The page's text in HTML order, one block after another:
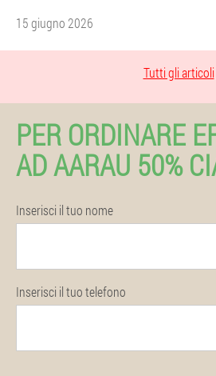
15 giugno 2026
Tutti gli articoli
PER ORDINARE
AD AARAU 50%
Inserisci il tuo nome
Inserisci il tuo telefono